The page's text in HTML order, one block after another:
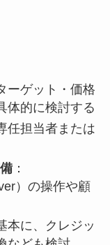
ーゲット・価格
体的に検討する
任担当者または
：
）の操作や顧
本に、クレジッ